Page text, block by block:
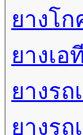
ยางโ
ยางเอ
ยางรถ
ยางรถ